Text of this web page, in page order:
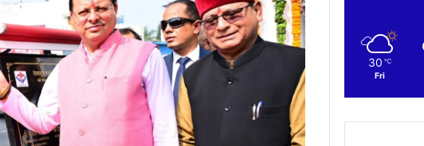
30 ℃
Fri